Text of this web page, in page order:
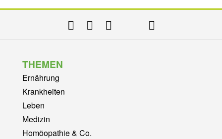
THEMEN
Ernährung
Krankheiten
Leben
Medizin
Homöopathie & Co.